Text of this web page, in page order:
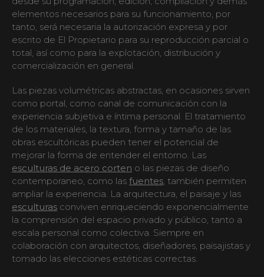
elementos necesarios para su funcionamiento, por
tanto, será necesaria la autorización expresa y por
escrito de El Propietario para su reproducción parcial o
total, así como para la explotación, distribución y
comercialización en general.
Las piezas volumétricas abstractas, en ocasiones sirven
como portal, como canal de comunicación con la
experiencia subjetiva e íntima personal. El tratamiento
de los materiales, la textura, forma y tamaño de las
obras escultóricas pueden tener el potencial de
mejorar la forma de entender el entorno. Las
esculturas de acero corten o las piezas de diseño
contemporaneo, como las fuentes, también permiten
ampliar la experiencia. La arquitectura, el paisaje y las
esculturas conviven enriqueciendo exponencialmente
la comprensión del espacio privado y público, tanto a
escala personal como colectiva. Siempre en
colaboración con arquitectos, diseñadores, paisajistas y
tomado las elecciones estéticas correctas.